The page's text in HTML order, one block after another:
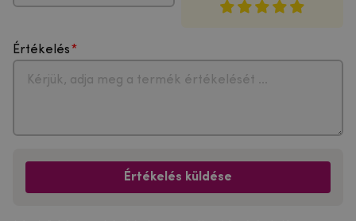
Értékelés
Értékelés küldése